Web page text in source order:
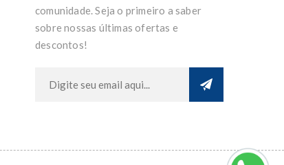
comunidade. Seja o primeiro a saber
sobre nossas últimas ofertas e
descontos!